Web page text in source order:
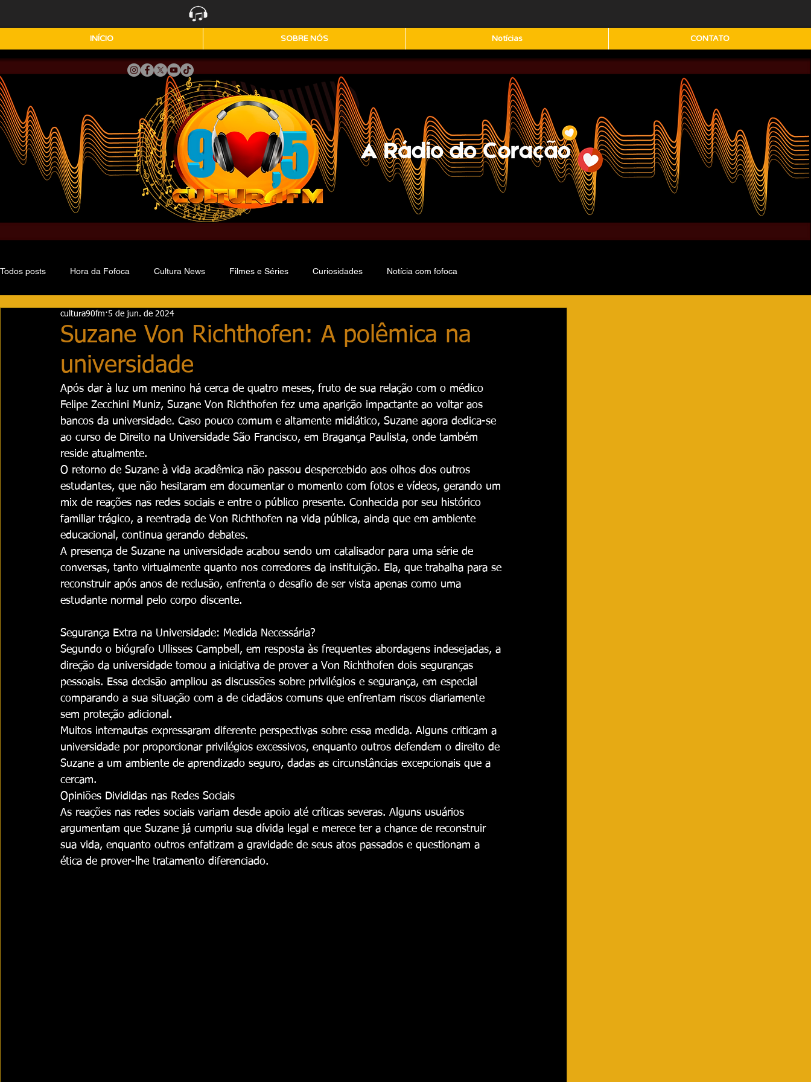
INÍCIO SOBRE NÓS Notícias CONTATO
Todos posts Hora da Fofoca Cultura News Filmes e Séries Curiosidades Notícia com fofoca
Suzane Von Richthofen: A polêmica na
universidade
cultura90fm 5 de jun. de 2024
Após dar à luz um menino há cerca de quatro meses, fruto de sua relação com o médico
Felipe Zecchini Muniz, Suzane Von Richthofen fez uma aparição impactante ao voltar aos
bancos da universidade. Caso pouco comum e altamente midiático, Suzane agora dedica-se
ao curso de Direito na Universidade São Francisco, em Bragança Paulista, onde também
reside atualmente.
O retorno de Suzane à vida acadêmica não passou despercebido aos olhos dos outros
estudantes, que não hesitaram em documentar o momento com fotos e vídeos, gerando um
mix de reações nas redes sociais e entre o público presente. Conhecida por seu histórico
familiar trágico, a reentrada de Von Richthofen na vida pública, ainda que em ambiente
educacional, continua gerando debates.
A presença de Suzane na universidade acabou sendo um catalisador para uma série de
conversas, tanto virtualmente quanto nos corredores da instituição. Ela, que trabalha para se
reconstruir após anos de reclusão, enfrenta o desafio de ser vista apenas como uma
estudante normal pelo corpo discente.
Segurança Extra na Universidade: Medida Necessária?
Segundo o biógrafo Ullisses Campbell, em resposta às frequentes abordagens indesejadas, a
direção da universidade tomou a iniciativa de prover a Von Richthofen dois seguranças
pessoais. Essa decisão ampliou as discussões sobre privilégios e segurança, em especial
comparando a sua situação com a de cidadãos comuns que enfrentam riscos diariamente
sem proteção adicional.
Muitos internautas expressaram diferente perspectivas sobre essa medida. Alguns criticam a
universidade por proporcionar privilégios excessivos, enquanto outros defendem o direito de
Suzane a um ambiente de aprendizado seguro, dadas as circunstâncias excepcionais que a
cercam.
Opiniões Divididas nas Redes Sociais
As reações nas redes sociais variam desde apoio até críticas severas. Alguns usuários
argumentam que Suzane já cumpriu sua dívida legal e merece ter a chance de reconstruir
sua vida, enquanto outros enfatizam a gravidade de seus atos passados e questionam a
ética de prover-lhe tratamento diferenciado.